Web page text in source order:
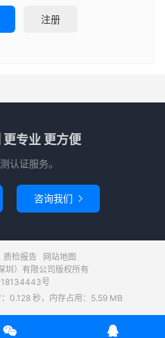
注册
更专业 更方便
认证服务。
咨询我们 
质检报告
网站地图
圳）有限公司版权所有
18134443号
0.128 秒，内存占用：5.59 MB
 